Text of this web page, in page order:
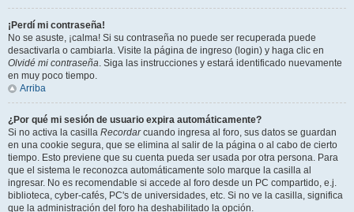
¡Perdí mi contraseña!
No se asuste, ¡calma! Si su contraseña no puede ser recuperada puede
desactivarla o cambiarla. Visite la página de ingreso (login) y haga clic en
Olvidé mi contraseña. Siga las instrucciones y estará identificado nuevamente
en muy poco tiempo.
Arriba
¿Por qué mi sesión de usuario expira automáticamente?
Si no activa la casilla Recordarcuando ingresa al foro, sus datos se guardan
en una cookie segura, que se elimina al salir de la página o al cabo de cierto
tiempo. Esto previene que su cuenta pueda ser usada por otra persona. Para
que el sistema le reconozca automáticamente solo marque la casilla al
ingresar. No es recomendable si accede al foro desde un PC compartido, e.j.
biblioteca, cyber-cafés, PC's de universidades, etc. Si no ve la casilla, significa
que la administración del foro ha deshabilitado la opción.